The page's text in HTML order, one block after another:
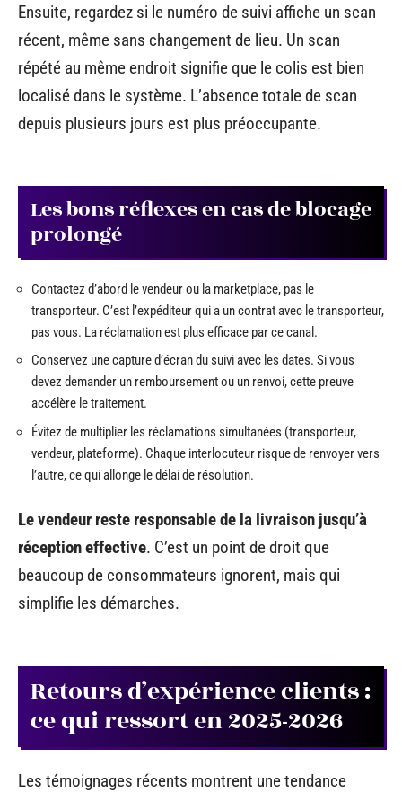
Ensuite, regardez si le numéro de suivi affiche un scan
récent, même sans changement de lieu. Un scan
répété au même endroit signifie que le colis est bien
localisé dans le système. L’absence totale de scan
depuis plusieurs jours est plus préoccupante.
Les bons réflexes en cas de blocage
prolongé
Contactez d’abord le vendeur ou la marketplace, pas le
transporteur. C’est l’expéditeur qui a un contrat avec le transporteur,
pas vous. La réclamation est plus efficace par ce canal.
Conservez une capture d’écran du suivi avec les dates. Si vous
devez demander un remboursement ou un renvoi, cette preuve
accélère le traitement.
Évitez de multiplier les réclamations simultanées (transporteur,
vendeur, plateforme). Chaque interlocuteur risque de renvoyer vers
l’autre, ce qui allonge le délai de résolution.
Le vendeur reste responsable de la livraison jusqu’à
réception effective. C’est un point de droit que
beaucoup de consommateurs ignorent, mais qui
simplifie les démarches.
Retours d’expérience clients :
ce qui ressort en 2025-2026
Les témoignages récents montrent une tendance